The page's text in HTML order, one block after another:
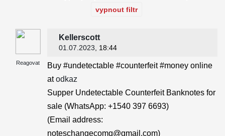
vypnout filtr
Reagovat
Kellerscott
01.07.2023 , 18:44
Buy #undetectable #counterfeit #money online
atodkaz
Supper Undetectable Counterfeit Banknotes for
sale (WhatsApp: +1540 397 6693)
(Email address:
noteschangecomq@gmail.com)